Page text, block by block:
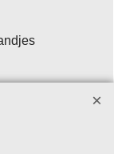
Sign & Code BV